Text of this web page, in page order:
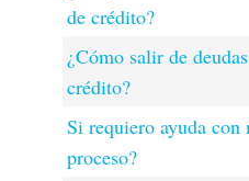
de crédito?
¿Cómo salir de
crédito?
Si requiero ayuda con
proceso?